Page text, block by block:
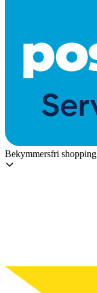
Bekymmersfri shopping